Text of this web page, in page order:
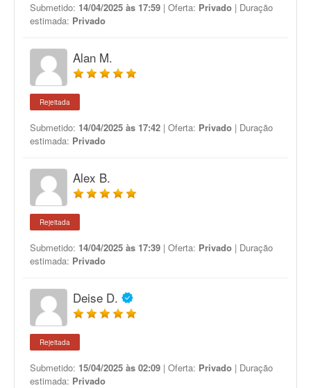
Submetido: 14/04/2025 às 17:59 | Oferta: Privado | Duração
estimada: Privado
Alan M.
Rejeitada
Submetido: 14/04/2025 às 17:42 | Oferta: Privado | Duração
estimada: Privado
Alex B.
Rejeitada
Submetido: 14/04/2025 às 17:39 | Oferta: Privado | Duração
estimada: Privado
Deise D.
Rejeitada
Submetido: 15/04/2025 às 02:09 | Oferta: Privado | Duração
estimada: Privado